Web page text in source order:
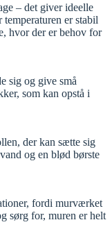
– det giver ideelle
er stabil
hvor der er behov for
sig og give små
som kan opstå i
der kan sætte sig
og en blød børste
fordi murværket
sørg for, muren er helt